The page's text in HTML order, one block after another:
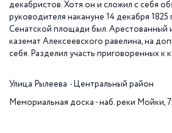
декабристов. Хотя он и сложил с себя
руководителя накануне 14 декабря 1825
Сенатской площади был. Арестованный
каземат Алексеевского равелина, на
себя. Разделил участь приговоренных к
Улица Рылеева - Центральный район
Мемориальная доска - наб. реки Мойки,